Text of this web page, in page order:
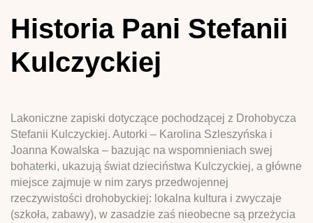
Historia Pani Stefanii
Kulczyckiej
Lakoniczne zapiski dotyczące pochodzącej z Drohobycza
Stefanii Kulczyckiej. Autorki – Karolina Szleszyńska i
Joanna Kowalska – bazując na wspomnieniach swej
bohaterki, ukazują świat dzieciństwa Kulczyckiej, a główne
miejsce zajmuje w nim zarys przedwojennej
rzeczywistości drohobyckiej: lokalna kultura i zwyczaje
(szkoła, zabawy), w zasadzie zaś nieobecne są przeżycia